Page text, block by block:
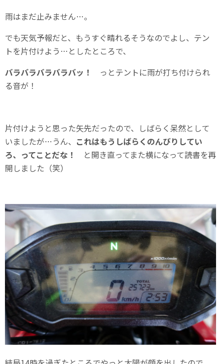
雨はまだ止みません…。
でも天気予報だと、もうすぐ晴れるそうなのでよし、テン
トを片付けよう…としたところで、
バラバラバラバラバッ！
っとテントに雨が打ち付けられ
る音が！
片付けようと思った矢先だったので、しばらく呆然として
いましたが…うん、 これはもうしばらくのんびりしてい
ろ、ってことだな！
と開き直ってまた横になって読書を再
開しました（笑）